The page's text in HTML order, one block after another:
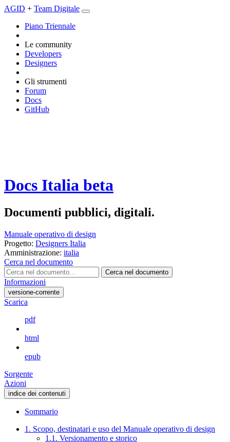
AGID + Team Digitale
Piano Triennale
Le community
Developers
Designers
Gli strumenti
Forum
Docs
GitHub
Docs Italia beta
Documenti pubblici, digitali.
Manuale operativo di design
Progetto: Designers Italia
Amministrazione: italia
Cerca nel documento
Cerca nel documento
Informazioni
versione-corrente
Scarica
pdf
html
epub
Sorgente
Azioni
indice dei contenuti
Sommario
1. Scopo, destinatari e uso del Manuale operativo di design
1.1. Versionamento e storico